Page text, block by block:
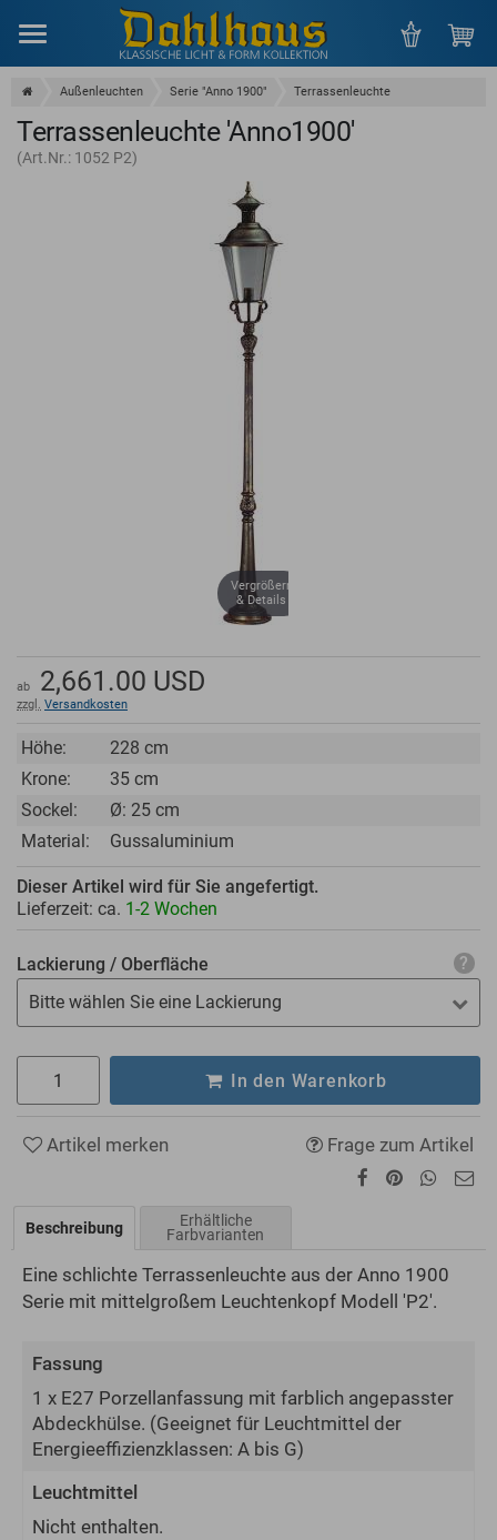
Außenleuchten Serie "Anno 1900" Terrassenleuchte
Terrassenleuchte 'Anno1900'
(Art.Nr.: 1052 P2)
Vergrößern
& Details
ab 2,661.00 USD
zzgl. Versandkosten
Höhe:
228 cm
Krone:
35 cm
Sockel:
Ø: 25 cm
Material:
Gussaluminium
Dieser Artikel wird für Sie angefertigt.
Lieferzeit: ca. 1-2 Wochen
Lackierung / Oberfläche
Bitte wählen Sie eine Lackierung
In den Warenkorb
Artikel merken Frage zum Artikel
Beschreibung
Erhältliche
Farbvarianten
Eine schlichte Terrassenleuchte aus der Anno 1900
Serie mit mittelgroßem Leuchtenkopf Modell 'P2'.
Fassung
1 x E27 Porzellanfassung mit farblich angepasster
Abdeckhülse. (Geeignet für Leuchtmittel der
Energie­effizienz­klassen: A bis G)
Leuchtmittel
Nicht enthalten.